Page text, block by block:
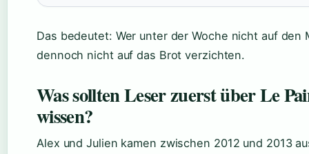
Das bedeutet: Wer unter der Woche nicht auf den
dennoch nicht auf das Brot verzichten.
Was sollten Leser zuerst über Le
wissen?
Alex und Julien kamen zwischen 2012 und 2013